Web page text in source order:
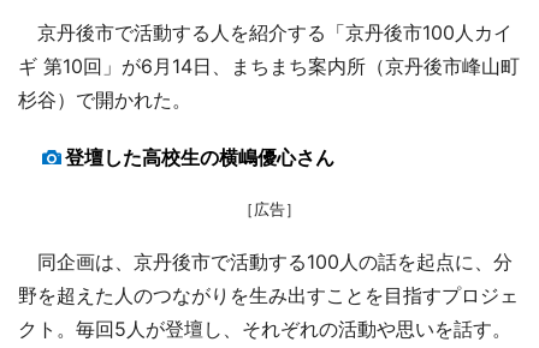
京丹後市で活動する人を紹介する「京丹後市100人カイ
ギ 第10回」が6月14日、まちまち案内所（京丹後市峰山町
杉谷）で開かれた。
登壇した高校生の横嶋優心さん
［広告］
同企画は、京丹後市で活動する100人の話を起点に、分
野を超えた人のつながりを生み出すことを目指すプロジェ
クト。毎回5人が登壇し、それぞれの活動や思いを話す。